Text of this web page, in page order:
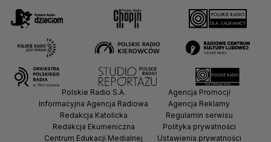
Polskie Radio S.A.
Informacyjna Agencja Radiowa
Redakcja Katolicka
Redakcja Ekumeniczna
Centrum Edukacji Medialnej
Agencja Promocji
Agencja Reklamy
Regulamin serwisu
Polityka prywatności
Ustawienia prywatności